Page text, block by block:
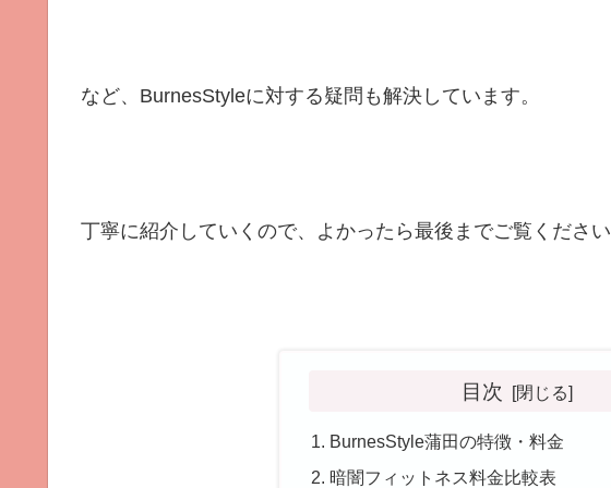
など、BurnesStyleに対する疑問も解決しています。
丁寧に紹介していくので、よかったら最後までご覧ください
目次
BurnesStyle蒲田の特徴・料金
暗闇フィットネス料金比較表